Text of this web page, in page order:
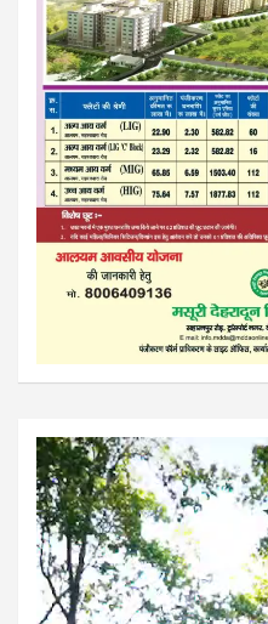
Video
Player